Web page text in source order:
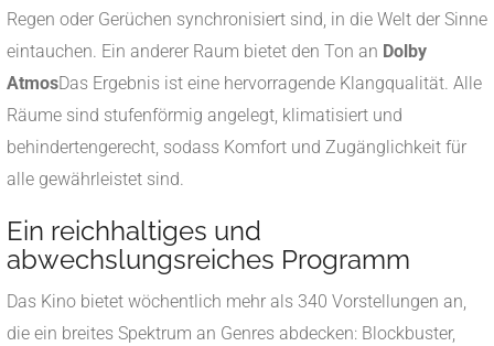
Regen oder Gerüchen synchronisiert sind, in die Welt der Sinne
eintauchen. Ein anderer Raum bietet den Ton an Dolby
AtmosDas Ergebnis ist eine hervorragende Klangqualität. Alle
Räume sind stufenförmig angelegt, klimatisiert und
behindertengerecht, sodass Komfort und Zugänglichkeit für
alle gewährleistet sind.
Ein reichhaltiges und
abwechslungsreiches Programm
Das Kino bietet wöchentlich mehr als 340 Vorstellungen an,
die ein breites Spektrum an Genres abdecken: Blockbuster,